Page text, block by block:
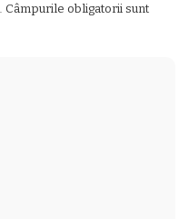
Câmpurile obligatorii sunt